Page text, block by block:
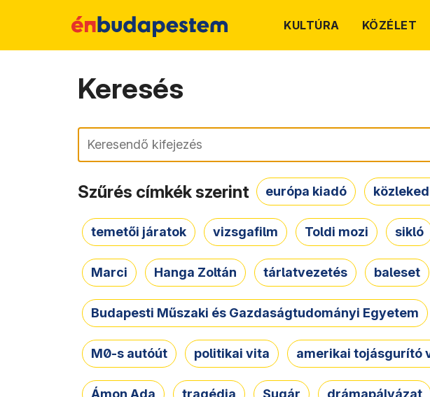
KULTÚRA KÖZÉLET
Keresés
Keresés
Szűrés címkék szerint európa kiadó
temetői járatok vizsgafilm Toldi mozi sikló
Marci Hanga Zoltán tárlatvezetés baleset
Budapesti Műszaki és Gazdaságtudományi Egyetem
M0-s autóút politikai vita amerikai tojásgurító
Ámon Ada tragédia Sugár drámapályázat